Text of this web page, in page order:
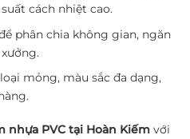
cách nhiệt cao.
phân chia không gian, ngăn
mỏng, màu sắc đa dạng,
nhựa PVC tại Hoàn Kiếm với